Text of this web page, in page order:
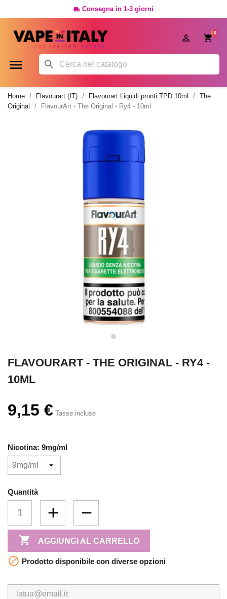
 Consegna in 1-3 giorni
0

 
Home Flavourart (IT) Flavourart Liquidi pronti TPD 10ml
The
Original
FlavourArt - The Original - Ry4 - 10ml
FLAVOURART - THE ORIGINAL - RY4 -
10ML
9,15 € Tasse incluse
Nicotina: 9mg/ml
Quantità
 AGGIUNGI AL CARRELLO
 Prodotto disponibile con diverse opzioni